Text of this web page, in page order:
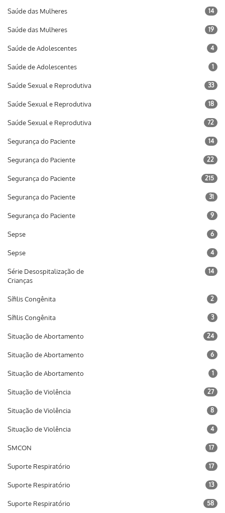
Saúde das Mulheres 14
Saúde das Mulheres 19
Saúde de Adolescentes 4
Saúde de Adolescentes 1
Saúde Sexual e Reprodutiva 33
Saúde Sexual e Reprodutiva 18
Saúde Sexual e Reprodutiva 72
Segurança do Paciente 14
Segurança do Paciente 22
Segurança do Paciente 215
Segurança do Paciente 31
Segurança do Paciente 9
Sepse 6
Sepse 4
Série Desospitalização de
Crianças
14
Sífilis Congênita 2
Sífilis Congênita 3
Situação de Abortamento 24
Situação de Abortamento 6
Situação de Abortamento 1
Situação de Violência 27
Situação de Violência 8
Situação de Violência 4
SMCON 17
Suporte Respiratório 17
Suporte Respiratório 13
Suporte Respiratório 58